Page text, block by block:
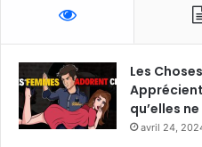
Les
qu’elles
avril 24,